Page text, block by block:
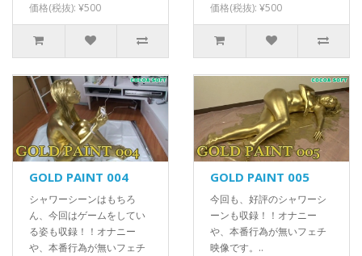
価格(税抜): ¥500
価格(税抜): ¥500
GOLD PAINT 004
シャワーシーンはもちろ
ん、今回はゲームをしてい
る姿も収録！！オナニー
や、本番行為が無いフェチ
GOLD PAINT 005
今回も、好評のシャワーシ
ーンも収録！！オナニー
や、本番行為が無いフェチ
映像です。..